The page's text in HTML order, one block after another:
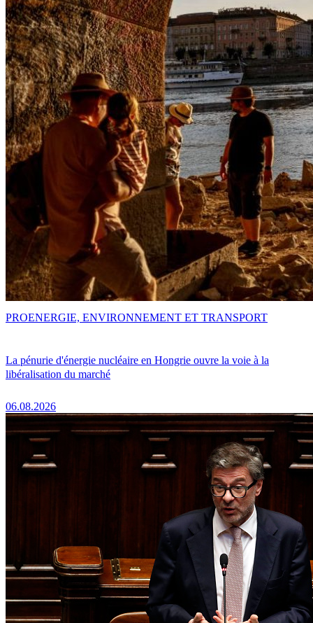
La pénurie d'énergie nucléaire en Hongrie ouvre la voie à la
libéralisation du marché
06.08.2026
PROENERGIE, ENVIRONNEMENT ET TRANSPORT